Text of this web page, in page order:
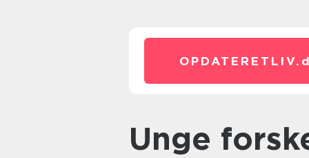
OPDATERETLIV.
unge